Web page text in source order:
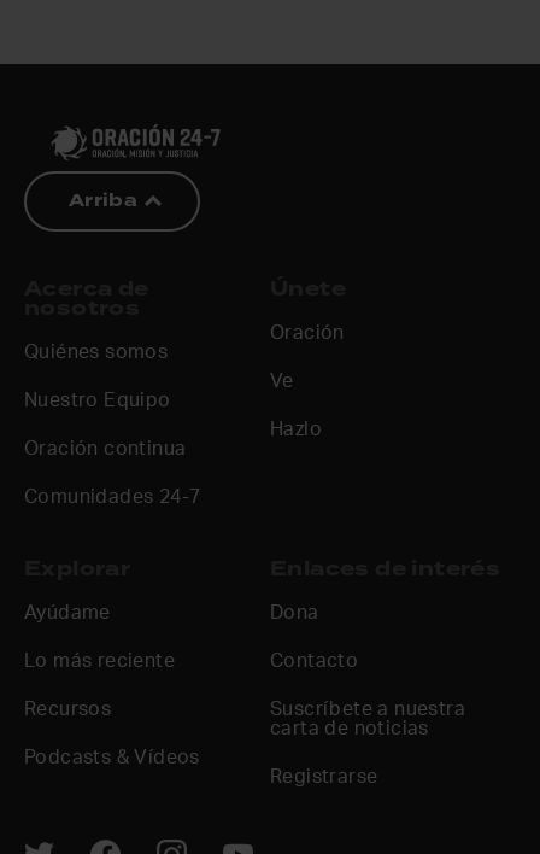
Arriba
Quiénes somos
Nuestro Equipo
Oración continua
Comunidades 24-7
Oración
Ve
Hazlo
Ayúdame
Lo más reciente
Recursos
Podcasts & Vídeos
Dona
Contacto
Suscríbete a nuestra
carta de noticias
Registrarse